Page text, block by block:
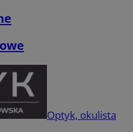
Optyk, okulista